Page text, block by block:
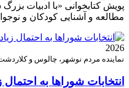
پویش کتابخوانی «با ادبیات
مطالعه و آشنایی کودکان و
2026
نماینده مردم نوشهر، چالوس و
انتخابات شوراها به